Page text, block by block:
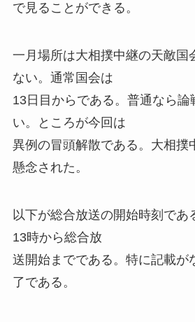
で見ることができる。
一月場所は大相撲中継の天敵国
ない。通常国会は
13日目からである。普通なら論
い。ところが今回は
異例の冒頭解散である。大相撲
懸念された。
以下が総合放送の開始時刻であ
13時から総合放
送開始までである。特に記載が
了である。